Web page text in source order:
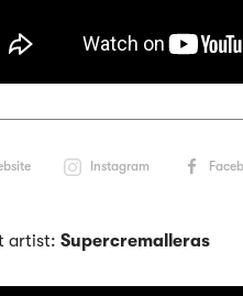
Instagram
artist:Supercremalleras